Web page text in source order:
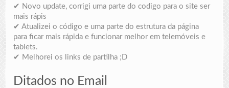
✔ Novo update, corrigi uma parte do codigo para o site ser
mais rápis
✔ Atualizei o código e uma parte do estrutura da página
para ficar mais rápida e funcionar melhor em telemóveis e
tablets.
✔ Melhorei os links de partilha ;D
Ditados no Email